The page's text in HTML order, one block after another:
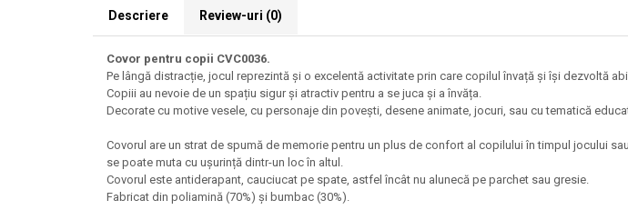
Descriere Review-uri (0)
Covor pentru copii CVC0036.
Pe lângă distracție, jocul reprezintă și o excelentă activitate prin care copilul învață și își dezvoltă
Copiii au nevoie de un spațiu sigur și atractiv pentru a se juca și a învăța.
Decorate cu motive vesele, cu personaje din povești, desene animate, jocuri, sau cu tematică
Covorul are un strat de spumă de memorie pentru un plus de confort al copilului în timpul jocului
se poate muta cu ușurință dintr-un loc în altul.
Covorul este antiderapant, cauciucat pe spate, astfel încât nu alunecă pe parchet sau gresie.
Fabricat din poliamină (70%) și bumbac (30%).